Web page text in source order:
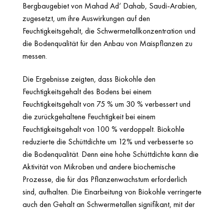
Bergbaugebiet von Mahad Ad‘ Dahab, Saudi-Arabien,
zugesetzt, um ihre Auswirkungen auf den
Feuchtigkeitsgehalt, die Schwermetallkonzentration und
die Bodenqualität für den Anbau von Maispflanzen zu
messen.
Die Ergebnisse zeigten, dass Biokohle den
Feuchtigkeitsgehalt des Bodens bei einem
Feuchtigkeitsgehalt von 75 % um 30 % verbessert und
die zurückgehaltene Feuchtigkeit bei einem
Feuchtigkeitsgehalt von 100 % verdoppelt. Biokohle
reduzierte die Schüttdichte um 12% und verbesserte so
die Bodenqualität. Denn eine hohe Schüttdichte kann die
Aktivität von Mikroben und andere biochemische
Prozesse, die für das Pflanzenwachstum erforderlich
sind, aufhalten. Die Einarbeitung von Biokohle verringerte
auch den Gehalt an Schwermetallen signifikant, mit der